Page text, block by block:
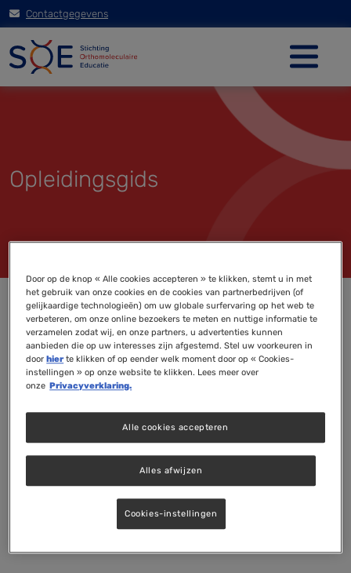
Contactgegevens
Opleidingsgids
Door op de knop « Alle cookies accepteren » te klikken, stemt u in met
het gebruik van onze cookies en de cookies van partnerbedrijven (of
gelijkaardige technologieën) om uw globale surfervaring op het web te
verbeteren, om onze online bezoekers te meten en nuttige informatie te
verzamelen zodat wij, en onze partners, u advertenties kunnen
aanbieden die op uw interesses zijn afgestemd. Stel uw voorkeuren in
doorhierte klikken of op eender welk moment door op « Cookies-
instellingen » op onze website te klikken. Lees meer over
onze Privacyverklaring.
Alles afwijzen
Alle cookies accepteren
Cookies-instellingen